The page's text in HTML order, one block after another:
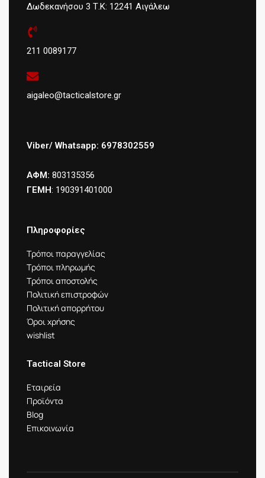
Δωδεκανήσου 3 Τ.Κ: 12241 Αιγάλεω
211 0089177
aigaleo@tacticalstore.gr
Viber/ Whatsapp: 6978302559
ΑΦΜ: 803135356
ΓΕΜΗ: 190391401000
Πληροφορίες
Τρόποι παραγγελίας
Τρόποι πληρωμής
Τρόποι αποστολής
Πολιτική επιστροφών
Πολιτική απορρήτου
Όροι χρήσης
wishlist
Tactical Store
Εταιρεία
Προϊόντα
Blog
Επικοινωνία